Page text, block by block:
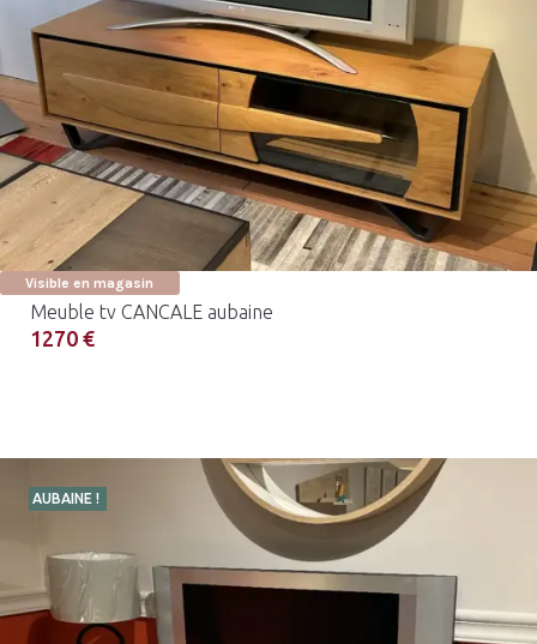
Visible en magasin
Meuble tv CANCALE aubaine
1270 €
AUBAINE !